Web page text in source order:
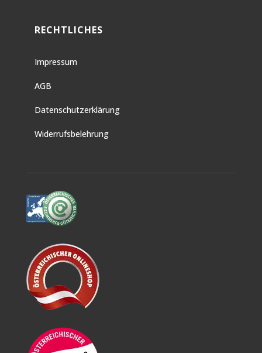
RECHTLICHES
Impressum
AGB
Datenschutzerklärung
Widerrufsbelehrung